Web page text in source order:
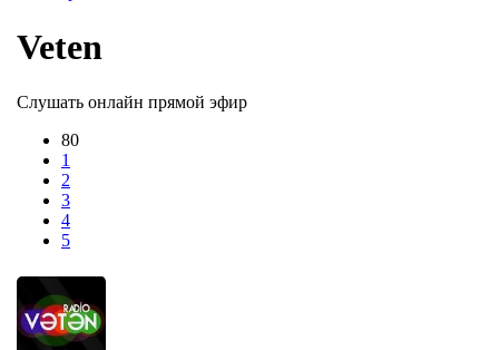
Veten
Слушать онлайн прямой эфир
80
1
2
3
4
5